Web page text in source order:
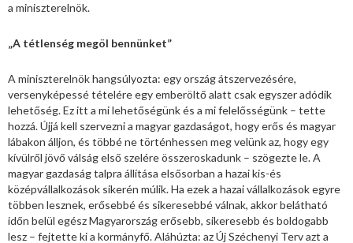
a miniszterelnök.
„A tétlenség megöl bennünket”
A miniszterelnök hangsúlyozta: egy ország átszervezésére,
versenyképessé tételére egy emberöltő alatt csak egyszer adódik
lehetőség. Ez itt a mi lehetőségünk és a mi felelősségünk – tette
hozzá. Újjá kell szervezni a magyar gazdaságot, hogy erős és magyar
lábakon álljon, és többé ne történhessen meg velünk az, hogy egy
kívülről jövő válság első szelére összeroskadunk – szögezte le. A
magyar gazdaság talpra állítása elsősorban a hazai kis-és
középvállalkozások sikerén múlik. Ha ezek a hazai vállalkozások egyre
többen lesznek, erősebbé és sikeresebbé válnak, akkor belátható
időn belül egész Magyarország erősebb, sikeresebb és boldogabb
lesz – fejtette ki a kormányfő. Aláhúzta: az Új Széchenyi Terv azt a